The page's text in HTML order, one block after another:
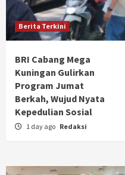
Berita Terkini
BRI Cabang Mega
Kuningan Gulirkan
Program Jumat
Berkah, Wujud Nyata
Kepedulian Sosial
1 day ago Redaksi